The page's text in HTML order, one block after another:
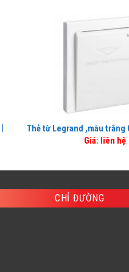
Thẻ từ Legrand ,màu trắng
Giá: liên hệ
CHỈ ĐƯỜNG